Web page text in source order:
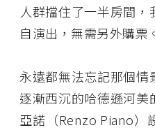
人群擋住了一半房間
自演出，無需另外購票
永遠都無法忘記那個情
逐漸西沉的哈德遜河
亞諾（Renzo Piano）